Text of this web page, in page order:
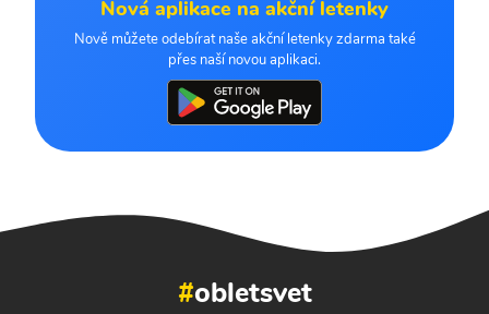
Nová aplikace na akční letenky
Nově můžete odebírat naše akční letenky zdarma také
přes naší novou aplikaci.
#obletsvet